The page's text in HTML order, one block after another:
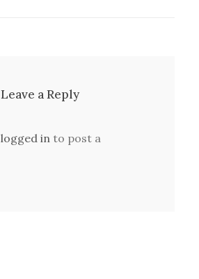
Leave a Reply
logged in to post a